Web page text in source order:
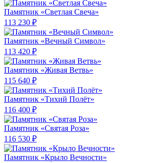
Памятник «Светлая Свеча»
113 230 ₽
Памятник «Вечный Символ»
113 420 ₽
Памятник «Живая Ветвь»
115 640 ₽
Памятник «Тихий Полёт»
116 400 ₽
Памятник «Святая Роза»
116 530 ₽
Памятник «Крыло Вечности»